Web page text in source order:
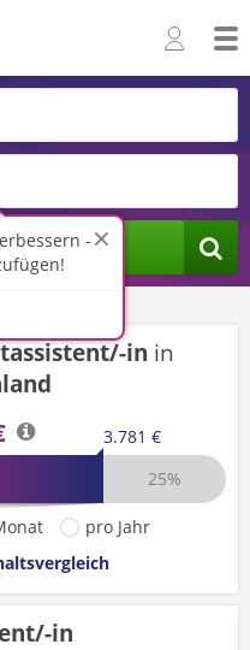
-
in in
3.781 €
25%
pro Jahr
in